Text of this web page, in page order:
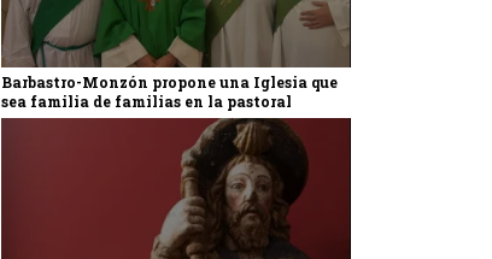
Barbastro-Monzón propone una Iglesia que
sea familia de familias en la pastoral